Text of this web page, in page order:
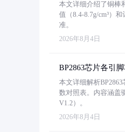
本文详细介绍了铜棒
值（8.4-8.7g/cm³）
准。
2026年8月4日
BP2863芯片各引
本文详细解析
数对照表。内容涵盖
V1.2）。
2026年8月4日